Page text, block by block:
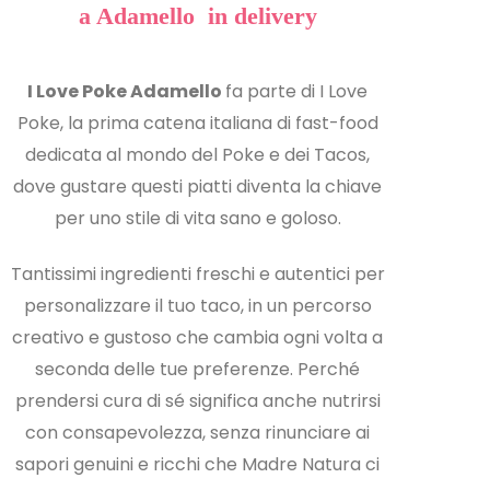
a Adamello in delivery
I Love Poke Adamello fa parte di I Love
Poke, la prima catena italiana di fast-food
dedicata al mondo del Poke e dei Tacos,
dove gustare questi piatti diventa la chiave
per uno stile di vita sano e goloso.
Tantissimi ingredienti freschi e autentici per
personalizzare il tuo taco, in un percorso
creativo e gustoso che cambia ogni volta a
seconda delle tue preferenze. Perché
prendersi cura di sé significa anche nutrirsi
con consapevolezza, senza rinunciare ai
sapori genuini e ricchi che Madre Natura ci